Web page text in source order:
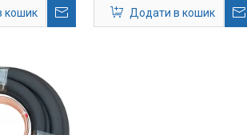
повітря та
кошик
холодоагенту HVAC
Додати в кошик